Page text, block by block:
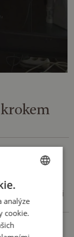
Proto nám
potřeby, inspiraci
ENGLISH
analýze
cookie.